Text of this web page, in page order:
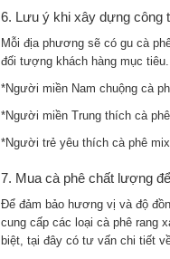
6. Lưu ý khi xây dựng công
Mỗi địa phương sẽ có gu cà
đối tượng khách hàng mục tiêu.
*Người miền Nam chuộng cà
*Người miền Trung thích cà
*Người trẻ yêu thích cà phê
7. Mua cà phê chất lượng
Để đảm bảo hương vị và độ
cung cấp các loại cà phê rang
biệt, tại đây có tư vấn chi tiết